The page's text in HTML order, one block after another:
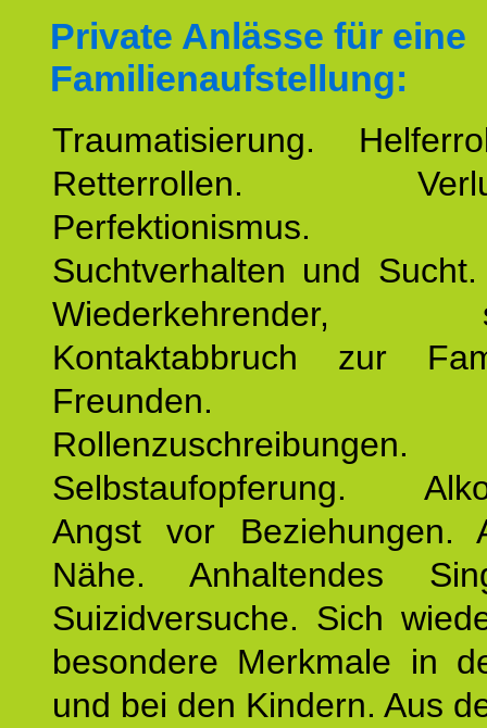
Private Anlässe für eine
Familienaufstellung:
Traumatisierung.
Retterrollen.
Perfektionismus.
Suchtverhalten und
Wiederkehrender,
Kontaktabbruch zur
Freunden.
Rollenzuschreibungen.
Selbstaufopferung.
Angst vor Beziehungen.
Nähe. Anhaltendes
Suizidversuche. Sich
besondere Merkmale in
und bei den Kindern. Aus